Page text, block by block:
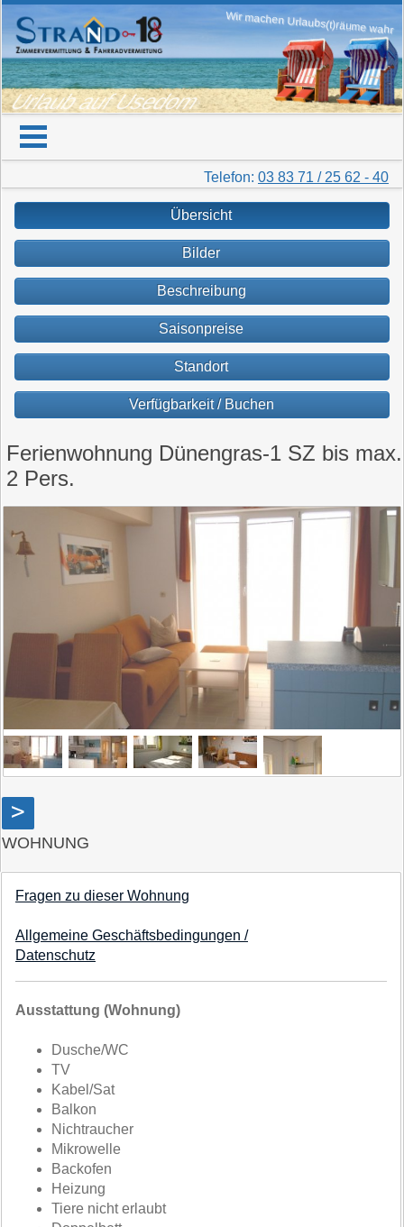
Wir machen Urlaubs(t)räume wahr
Urlaub auf Usedom
Telefon: 03 83 71 / 25 62 - 40
Übersicht
Bilder
Beschreibung
Saisonpreise
Standort
Verfügbarkeit / Buchen
Ferienwohnung Dünengras-1 SZ bis max.
2 Pers.
>
WOHNUNG
Fragen zu dieser Wohnung
Allgemeine Geschäftsbedingungen /
Datenschutz
Ausstattung (Wohnung)
Dusche/WC
TV
Kabel/Sat
Balkon
Nichtraucher
Mikrowelle
Backofen
Heizung
Tiere nicht erlaubt